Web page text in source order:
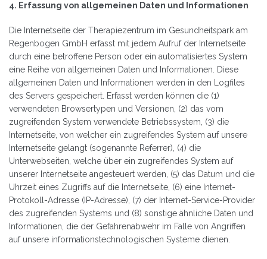
4. Erfassung von allgemeinen Daten und Informationen
Die Internetseite der Therapiezentrum im Gesundheitspark am
Regenbogen GmbH erfasst mit jedem Aufruf der Internetseite
durch eine betroffene Person oder ein automatisiertes System
eine Reihe von allgemeinen Daten und Informationen. Diese
allgemeinen Daten und Informationen werden in den Logfiles
des Servers gespeichert. Erfasst werden können die (1)
verwendeten Browsertypen und Versionen, (2) das vom
zugreifenden System verwendete Betriebssystem, (3) die
Internetseite, von welcher ein zugreifendes System auf unsere
Internetseite gelangt (sogenannte Referrer), (4) die
Unterwebseiten, welche über ein zugreifendes System auf
unserer Internetseite angesteuert werden, (5) das Datum und die
Uhrzeit eines Zugriffs auf die Internetseite, (6) eine Internet-
Protokoll-Adresse (IP-Adresse), (7) der Internet-Service-Provider
des zugreifenden Systems und (8) sonstige ähnliche Daten und
Informationen, die der Gefahrenabwehr im Falle von Angriffen
auf unsere informationstechnologischen Systeme dienen.